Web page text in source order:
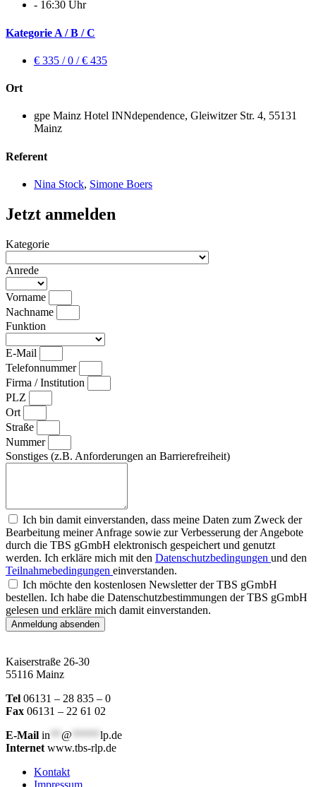
- 16:30 Uhr
Kategorie A / B / C
€ 335 / 0 / € 435
Ort
gpe Mainz Hotel INNdependence, Gleiwitzer Str. 4, 55131
Mainz
Referent
Nina Stock, Simone Boers
Jetzt anmelden
Kategorie
Anrede
Vorname
Nachname
Funktion
E-Mail
Telefonnummer
Firma / Institution
PLZ
Ort
Straße
Nummer
Sonstiges (z.B. Anforderungen an Barrierefreiheit)
Ich bin damit einverstanden, dass meine Daten zum Zweck der
Bearbeitung meiner Anfrage sowie zur Verbesserung der Angebote
durch die TBS gGmbH elektronisch gespeichert und genutzt
werden. Ich erkläre mich mit den Datenschutzbedingungen und den
Teilnahmebedingungen einverstanden.
Ich möchte den kostenlosen Newsletter der TBS gGmbH
bestellen. Ich habe die Datenschutzbestimmungen der TBS gGmbH
gelesen und erkläre mich damit einverstanden.
Anmeldung absenden
Kaiserstraße 26-30
55116 Mainz
Tel 06131 – 28 835 – 0
Fax 06131 – 22 61 02
E-Mail in @
lp.de
Internet www.tbs-rlp.de
Kontakt
Impressum